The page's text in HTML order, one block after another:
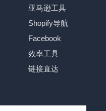
亚马逊工具
Shopify导航
Facebook
效率工具
链接直达